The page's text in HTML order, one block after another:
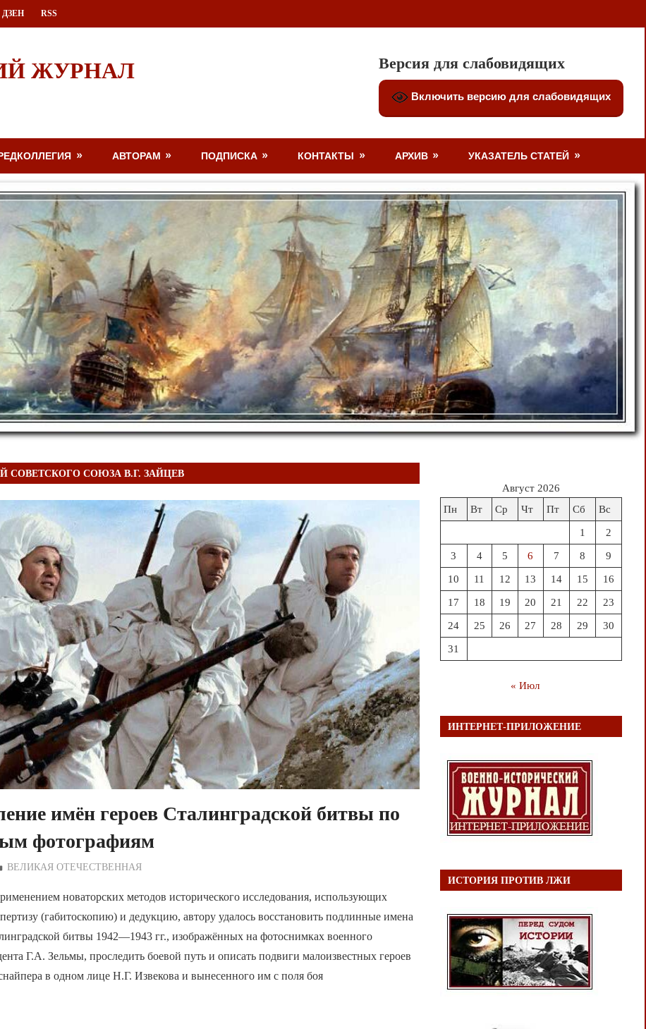
ДЗЕН RSS
ЖУРНАЛ Версия для слабовидящих
Включить версию для слабовидящих
АВТОРАМ ПОДПИСКА КОНТАКТЫ АРХИВ УКАЗАТЕЛЬ СТАТЕЙ
СОВЕТСКОГО СОЮЗА В.Г. ЗАЙЦЕВ
имён героев Сталинградской битвы по
фотографиям
Дежурный по Редакции
ВЕЛИКАЯ ОТЕЧЕСТВЕННАЯ
новаторских методов исторического исследования, использующих
(габитоскопию) и дедукцию, автору удалось восстановить подлинные имена
битвы 1942—1943 гг., изображённых на фотоснимках военного
Г.А. Зельмы, проследить боевой путь и описать подвиги малоизвестных героев
в одном лице Н.Г. Извекова и вынесенного им с поля боя
Август 2026
Пн
Вт Ср Чт Пт Сб Вс
1 2
3 4 5 6 7 8 9
10 11 12 13 14 15 16
17 18 19 20 21 22 23
24 25 26 27 28 29 30
31
« Июл
ИНТЕРНЕТ-ПРИЛОЖЕНИЕ
ИСТОРИЯ ПРОТИВ ЛЖИ